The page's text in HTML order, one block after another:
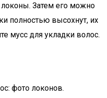
Затем его можно
полностью высохнут, их
мусс для укладки волос.
фото локонов.